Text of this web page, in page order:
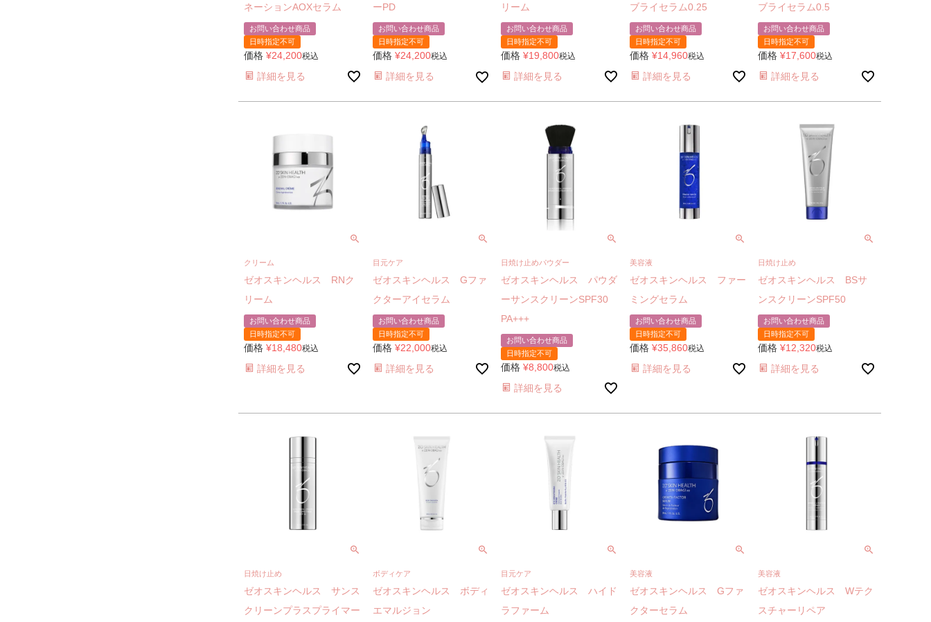
ネーションAOXセラム
お問い合わせ商品
日時指定不可
価格 ¥24,200税込
詳細を見る
ーPD
お問い合わせ商品
日時指定不可
価格 ¥24,200税込
詳細を見る
リーム
お問い合わせ商品
日時指定不可
価格 ¥19,800税込
詳細を見る
ブライセラム0.25
お問い合わせ商品
日時指定不可
価格 ¥14,960税込
詳細を見る
ブライセラム0.5
お問い合わせ商品
日時指定不可
価格 ¥17,600税込
詳細を見る
クリーム
ゼオスキンヘルス RNク
リーム
お問い合わせ商品
日時指定不可
価格 ¥18,480税込
詳細を見る
目元ケア
ゼオスキンヘルス Gファ
クターアイセラム
お問い合わせ商品
日時指定不可
価格 ¥22,000税込
詳細を見る
日焼け止めパウダー
ゼオスキンヘルス パウダ
ーサンスクリーンSPF30
PA+++
お問い合わせ商品
日時指定不可
価格 ¥8,800税込
詳細を見る
美容液
ゼオスキンヘルス ファー
ミングセラム
お問い合わせ商品
日時指定不可
価格 ¥35,860税込
詳細を見る
日焼け止め
ゼオスキンヘルス BSサ
ンスクリーンSPF50
お問い合わせ商品
日時指定不可
価格 ¥12,320税込
詳細を見る
日焼け止め
ゼオスキンヘルス サンス
クリーンプラスプライマー
ボディケア
ゼオスキンヘルス ボディ
エマルジョン
目元ケア
ゼオスキンヘルス ハイド
ラファーム
美容液
ゼオスキンヘルス Gファ
クターセラム
美容液
ゼオスキンヘルス Wテク
スチャーリペア